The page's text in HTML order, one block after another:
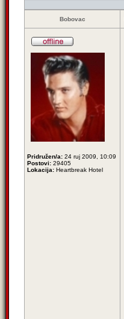
Bobovac
Pridružen/a: 24 ruj 2009, 10:09
Postovi: 29405
Lokacija: Heartbreak Hotel